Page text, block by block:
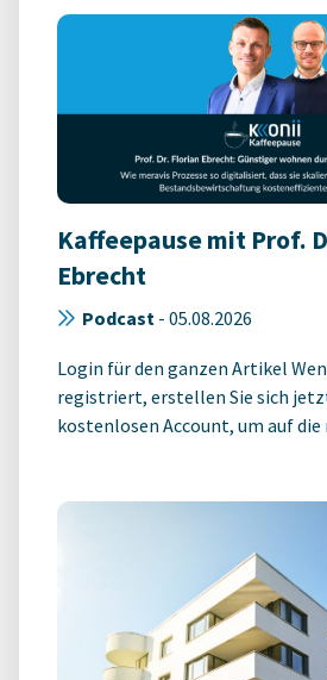
Kaffeepause mit Prof.
Ebrecht
Podcast - 05.08.2026
Login für den ganzen Artikel
registriert, erstellen Sie sich
kostenlosen Account, um auf die